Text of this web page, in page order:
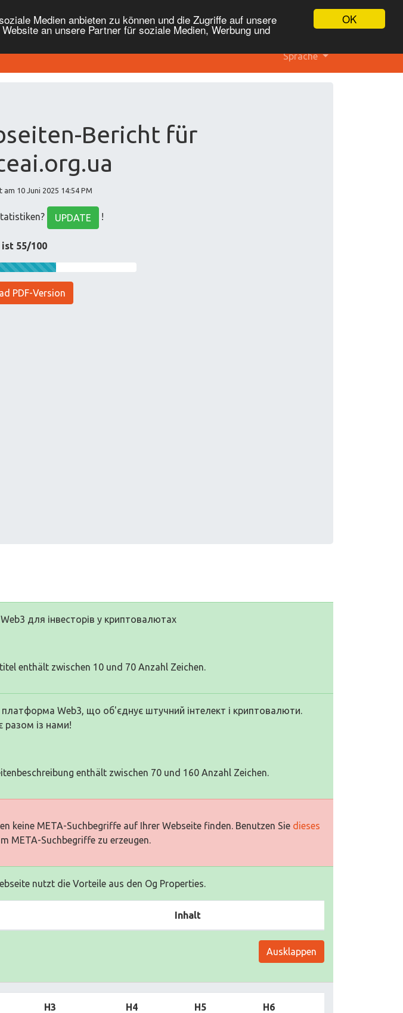
OK
Medien anbieten zu können und die Zugriffe auf unsere
an unsere Partner für soziale Medien, Werbung und
Sprache
Bericht für
am 10 Juni 2025 14:54 PM
UPDATE !
55/100
PDF-Version
для інвесторів у криптовалютах
enthält zwischen 10 und 70 Anzahl Zeichen.
платформа Web3, що об'єднує штучний інтелект і криптовалюти.
разом із нами!
enthält zwischen 70 und 160 Anzahl Zeichen.
keine META-Suchbegriffe auf Ihrer Webseite finden. Benutzen Sie dieses
META-Suchbegriffe zu erzeugen.
nutzt die Vorteile aus den Og Properties.
Inhalt
Ausklappen
H3 H4 H5 H6